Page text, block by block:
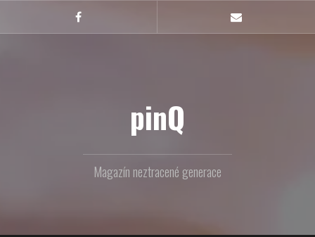
pinQ
Magazín neztracené generace